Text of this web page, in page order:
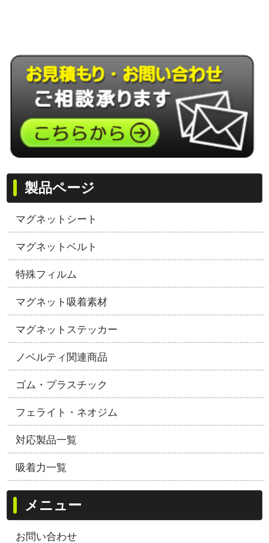
製品ページ
マグネットシート
マグネットベルト
特殊フィルム
マグネット吸着素材
マグネットステッカー
ノベルティ関連商品
ゴム・プラスチック
フェライト・ネオジム
対応製品一覧
吸着力一覧
メニュー
お問い合わせ